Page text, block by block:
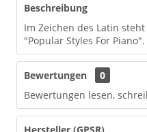
Beschreibung
Im Zeichen des Latin
"Popular Styles For
Bewertungen
0
Bewertungen lesen,
Hersteller (GPSR)